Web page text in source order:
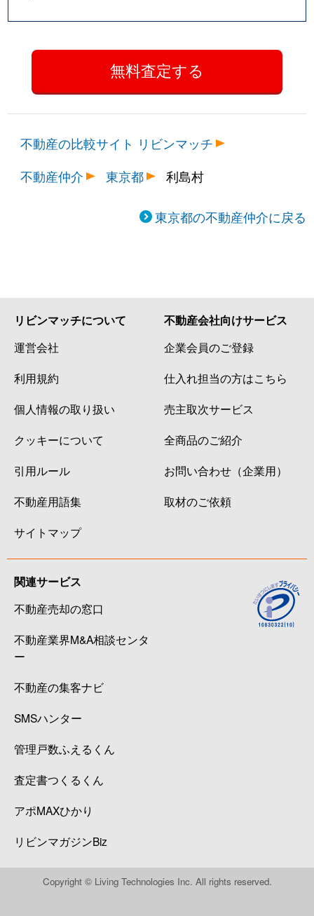
不動産の比較サイト リビンマッチ
不動産仲介
東京都 利島村
東京都の不動産仲介に戻る
リビンマッチについて
運営会社
利用規約
個人情報の取り扱い
クッキーについて
引用ルール
不動産用語集
サイトマップ
不動産会社向けサービス
企業会員のご登録
仕入れ担当の方はこちら
売主取次サービス
全商品のご紹介
お問い合わせ（企業用）
取材のご依頼
関連サービス
不動産売却の窓口
不動産業界M&A相談センタ
ー
不動産の集客ナビ
SMSハンター
管理戸数ふえるくん
査定書つくるくん
アポMAXひかり
リビンマガジンBiz
Copyright © Living Technologies Inc. All rights reserved.